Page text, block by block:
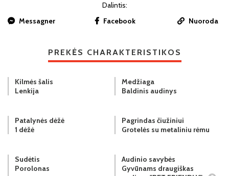
Dalintis:
Messagner
Facebook Nuoroda
PREKĖS CHARAKTERISTIKOS
Kilmės šalis
Lenkija
Medžiaga
Baldinis audinys
Patalynės dėžė
1 dėžė
Pagrindas čiužiniui
Grotelės su metaliniu rėmu
Sudėtis
Porolonas
Audinio savybės
Gyvūnams draugiškas